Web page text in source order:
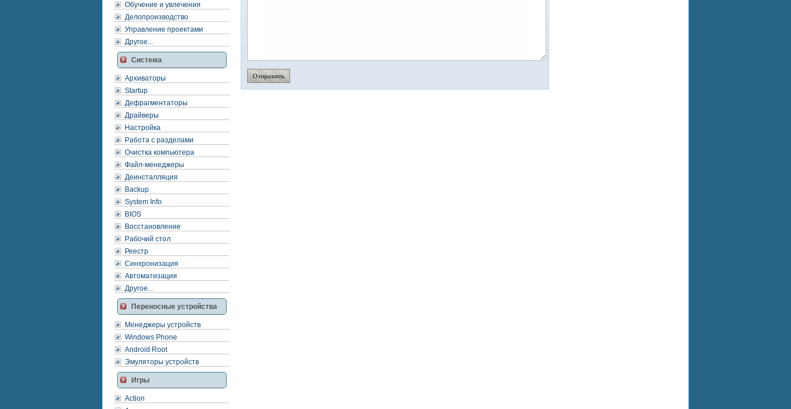
Обучение и увлечения
Делопроизводство
Управление проектами
Другое...
Система
Архиваторы
Startup
Дефрагментаторы
Драйверы
Настройка
Работа с разделами
Очистка компьютера
Файл-менеджеры
Деинсталляция
Backup
System Info
BIOS
Восстановление
Рабочий стол
Реестр
Синхронизация
Автоматизация
Другое...
Переносные устройства
Менеджеры устройств
Windows Phone
Android Root
Эмуляторы устройств
Игры
Action